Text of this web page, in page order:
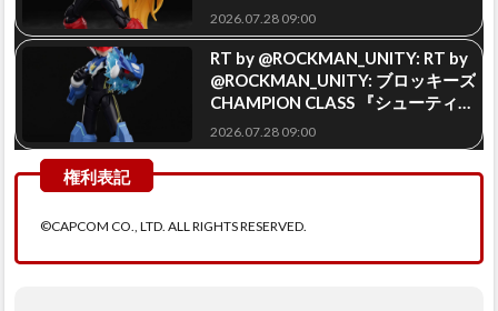
©CAPCOM CO., LTD. ALL RIGHTS RESERVED.